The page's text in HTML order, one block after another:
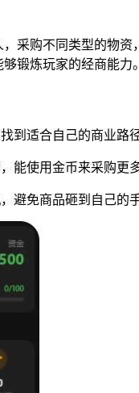
采购不同类型的物
锻炼玩家的经商能力。
到适合自己的商业路径
能使用金币来采购更
避免商品砸到自己的手